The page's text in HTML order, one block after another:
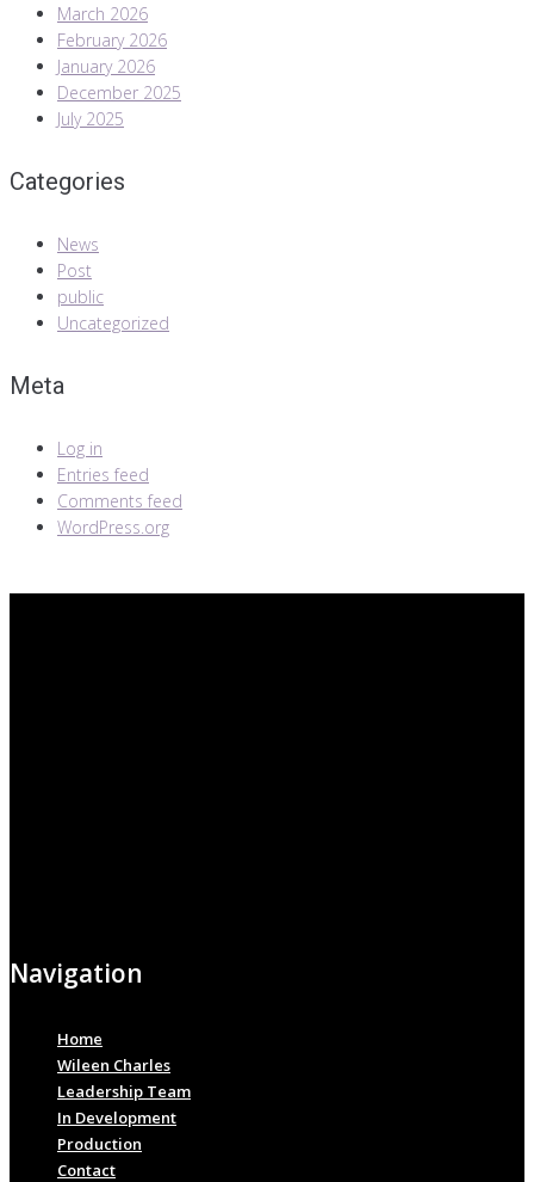
March 2026
February 2026
January 2026
December 2025
July 2025
Categories
News
Post
public
Uncategorized
Meta
Log in
Entries feed
Comments feed
WordPress.org
Navigation
Home
Wileen Charles
Leadership Team
In Development
Production
Contact